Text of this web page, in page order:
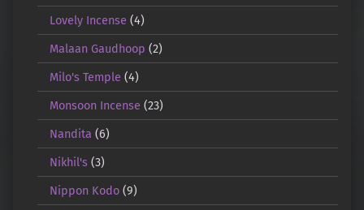
Lovely Incense (4)
Malaan Gaudhoop (2)
Milo's Temple (4)
Monsoon Incense (23)
Nandita (6)
Nikhil's(3)
Nippon Kodo(9)